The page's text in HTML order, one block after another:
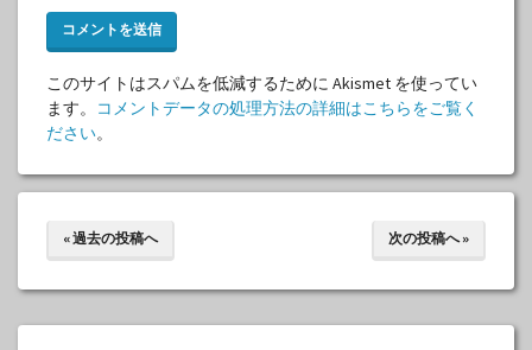
このサイトはスパムを低減するために Akismet を使ってい
ます。
コメントデータの処理方法の詳細はこちらをご覧く
ださい。
« 過去の投稿へ 次の投稿へ »